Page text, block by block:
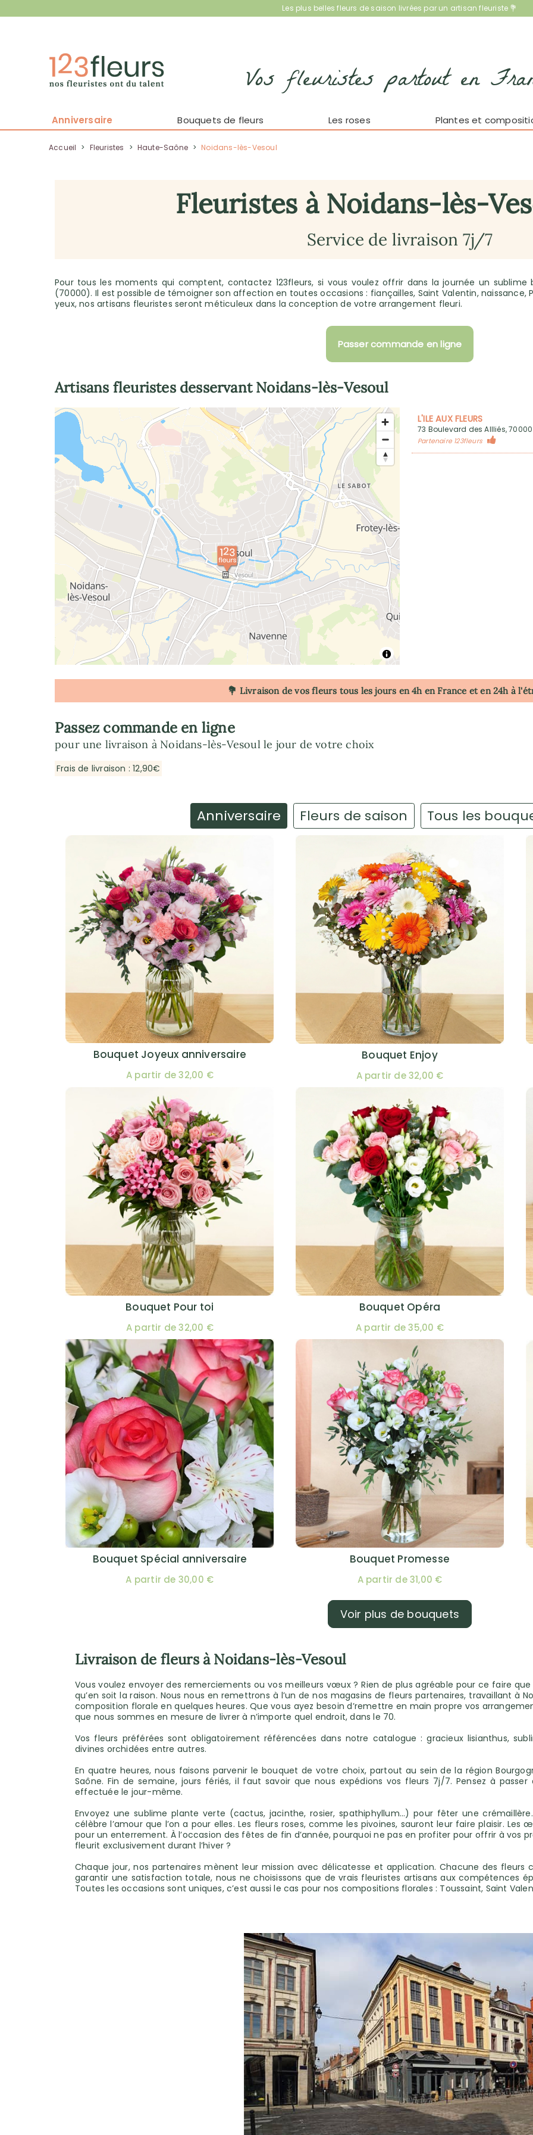
Les plus belles fleurs de saison livrées par un artisan fleuriste 💐
Vos fleuristes partout en
Anniversaire Bouquets de fleurs Les roses Plantes et
Accueil > Fleuristes > Haute-Saône > Noidans-lès-Vesoul
Fleuristes à Noidans-lès-
Service de livraison 7j/7
Pour tous les moments qui comptent, contactez 123fleurs, si vous voulez offrir dans la journée un
(70000). Il est possible de témoigner son affection en toutes occasions : fiançailles, Saint Valentin,
yeux, nos artisans fleuristes seront méticuleux dans la conception de votre arrangement fleuri.
Passer commande en ligne
Artisans fleuristes desservantNoidans-lès-Vesoul
L'ILE AUX FLEURS
73 Boulevard des Allliés,
Partenaire 123fleurs
💐 Livraison de vos fleurs tous les jours en 4h en France et en 24h à
Passez commande en ligne
pour une livraison à Noidans-lès-Vesoul le jour de votre choix
Frais de livraison : 12,90€
Anniversaire Fleurs de saison Tous les
Bouquet Joyeux anniversaire
A partir de 32,00 €
Bouquet Enjoy
A partir de 32,00 €
Bouquet Pour toi
A partir de 32,00 €
Bouquet Opéra
A partir de 35,00 €
Bouquet Spécial anniversaire
A partir de 30,00 €
Bouquet Promesse
A partir de 31,00 €
Voir plus de bouquets
Livraison de fleurs à Noidans-lès-Vesoul
Vous voulez envoyer des remerciements ou vos meilleurs vœux ? Rien de plus agréable pour ce faire
qu’en soit la raison. Nous nous en remettrons à l’un de nos magasins de fleurs partenaires, travaillant à
composition florale en quelques heures. Que vous ayez besoin d’remettre en main propre vos
que nous sommes en mesure de livrer à n’importe quel endroit, dans le 70.
Vos fleurs préférées sont obligatoirement référencées dans notre catalogue : gracieux lisianthus,
divines orchidées entre autres.
En quatre heures, nous faisons parvenir le bouquet de votre choix, partout au sein de la région
Saône. Fin de semaine, jours fériés, il faut savoir que nous expédions vos fleurs 7j/7. Pensez à
effectuée le jour-même.
Envoyez une sublime plante verte (cactus, jacinthe, rosier, spathiphyllum...) pour fêter une
célèbre l’amour que l’on a pour elles. Les fleurs roses, comme les pivoines, sauront leur faire plaisir.
pour un enterrement. À l’occasion des fêtes de fin d’année, pourquoi ne pas en profiter pour offrir à vos
fleurit exclusivement durant l’hiver ?
Chaque jour, nos partenaires mènent leur mission avec délicatesse et application. Chacune des
garantir une satisfaction totale, nous ne choisissons que de vrais fleuristes artisans aux compétences
Toutes les occasions sont uniques, c’est aussi le cas pour nos compositions florales : Toussaint, Saint